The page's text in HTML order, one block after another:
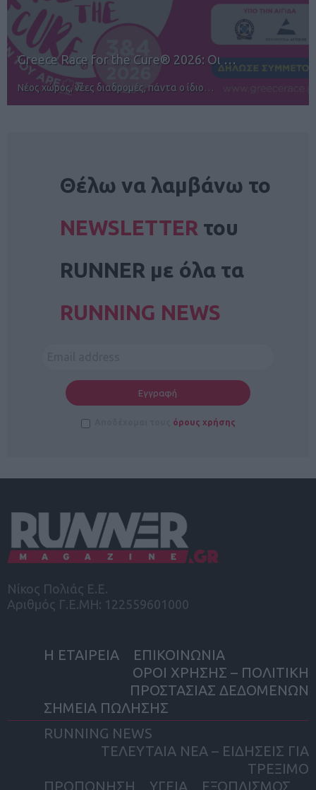
12ος TUI Rhodes Marathon: Άνοιγμα ε…
Αγώνες για όλους στην Ρόδο
Θέλω να λαμβάνω το
NEWSLETTER του
RUNNER με όλα τα
RUNNING NEWS
όρους χρήσης
Νίκος Πολιάς Ε.Ε.
Αριθμός Γ.Ε.ΜΗ: 122559601000
Η ΕΤΑΙΡΕΙΑ
ΕΠΙΚΟΙΝΩΝΙΑ
ΟΡΟΙ ΧΡΗΣΗΣ – ΠΟΛΙΤΙΚΗ
ΠΡΟΣΤΑΣΙΑΣ ΔΕΔΟΜΕΝΩΝ
ΣΗΜΕΙΑ ΠΩΛΗΣΗΣ
RUNNING NEWS
ΤΕΛΕΥΤΑΙΑ ΝΕΑ – ΕΙΔΗΣΕΙΣ ΓΙΑ
ΤΡΕΞΙΜΟ
ΠΡΟΠΟΝΗΣΗ
ΥΓΕΙΑ ΕΞΟΠΛΙΣΜΟΣ